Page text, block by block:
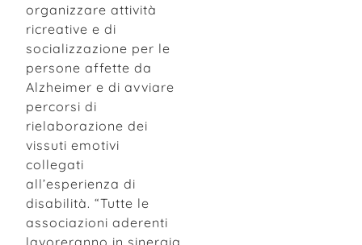
organizzare attività
ricreative e di
socializzazione per le
persone affette da
Alzheimer e di avviare
percorsi di
rielaborazione dei
vissuti emotivi
collegati
all’esperienza di
disabilità. “Tutte le
associazioni aderenti
lavoreranno in sinergia